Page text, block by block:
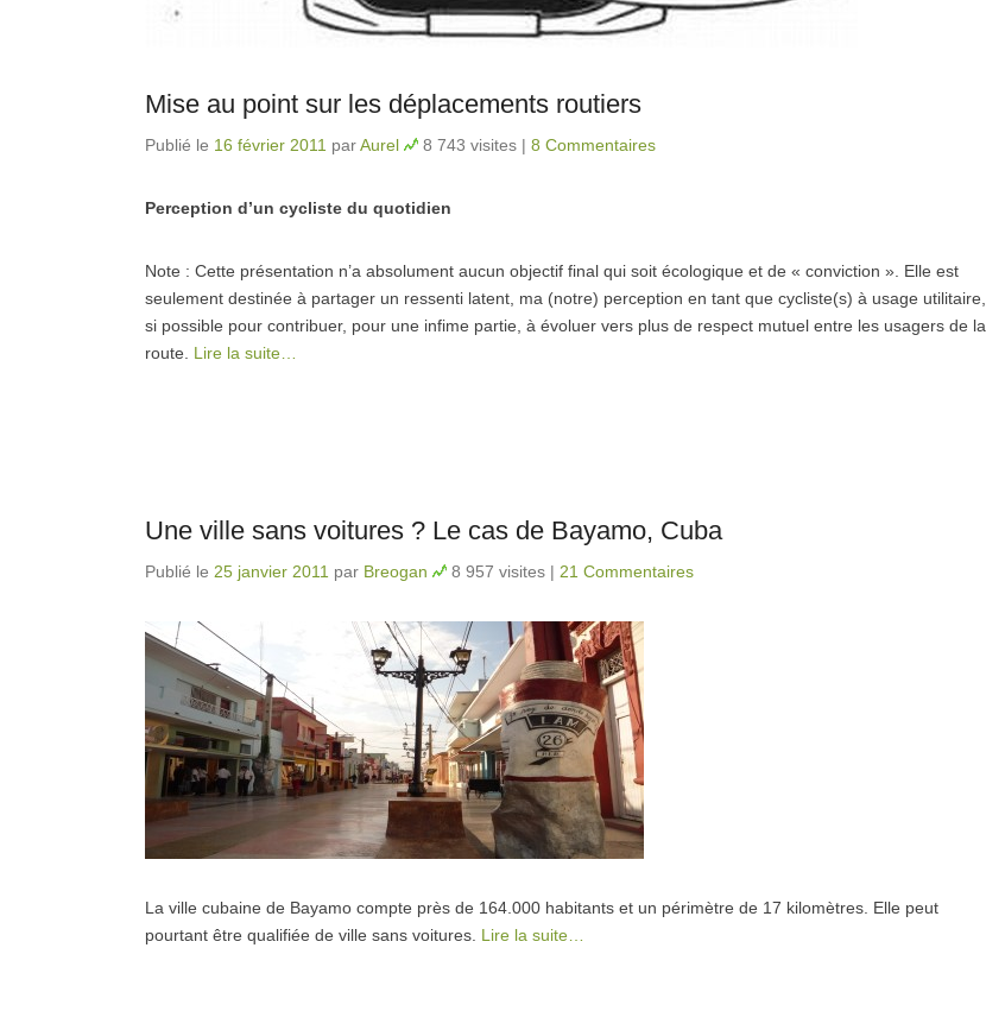
Mise au point sur les déplacements routiers
Publié le 16 février 2011 parAurel 8 743 visites | 8 Commentaires
Perception d’un cycliste du quotidien
Note : Cette présentation n’a absolument aucun objectif final qui soit écologique et de « conviction ». Elle est
seulement destinée à partager un ressenti latent, ma (notre) perception en tant que cycliste(s) à usage utilitaire,
si possible pour contribuer, pour une infime partie, à évoluer vers plus de respect mutuel entre les usagers de la
route. Lire la suite…
Une ville sans voitures ? Le cas de Bayamo, Cuba
Publié le 25 janvier 2011 par Breogan 8 957 visites | 21 Commentaires
La ville cubaine de Bayamo compte près de 164.000 habitants et un périmètre de 17 kilomètres. Elle peut
pourtant être qualifiée de ville sans voitures. Lire la suite…